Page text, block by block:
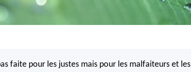
faite pour les justes mais pour les malfaiteurs et les